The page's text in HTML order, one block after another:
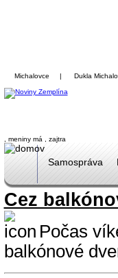
Michalovce | Dukla
, meniny má , zajtra
Samospráva
Cez
Počas
balkónové